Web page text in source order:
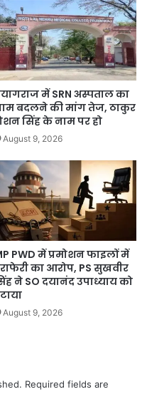
में SRN अस्पताल का
बदलने की मांग तेज, ठाकुर
सिंह के नाम पर हो
August 9, 2026
PWD में प्रमोशन फाइलों में
का आरोप, PS सुखवीर
ने SO दयानंद उपाध्याय को
August 9, 2026
Required fields are